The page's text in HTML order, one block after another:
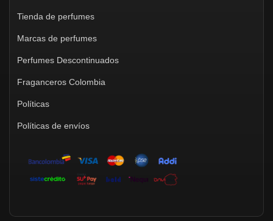
Tienda de perfumes
Marcas de perfumes
Perfumes Descontinuados
Fraganceros Colombia
Políticas
Políticas de envíos